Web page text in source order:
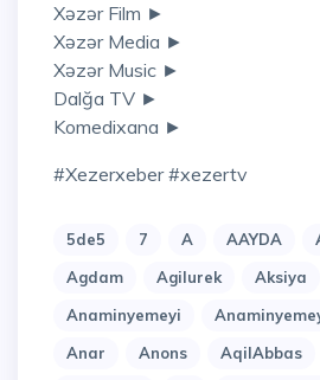
Xəzər Film ►
Xəzər Media ►
Xəzər Music ►
Dalğa TV ►
Komedixana ►
#xezerxeber #xezertv
5de5 7 A AAYDA
Agdam
Agilurek Aksiya
Anaminyemeyi
Anar
Anons AqilAbbas